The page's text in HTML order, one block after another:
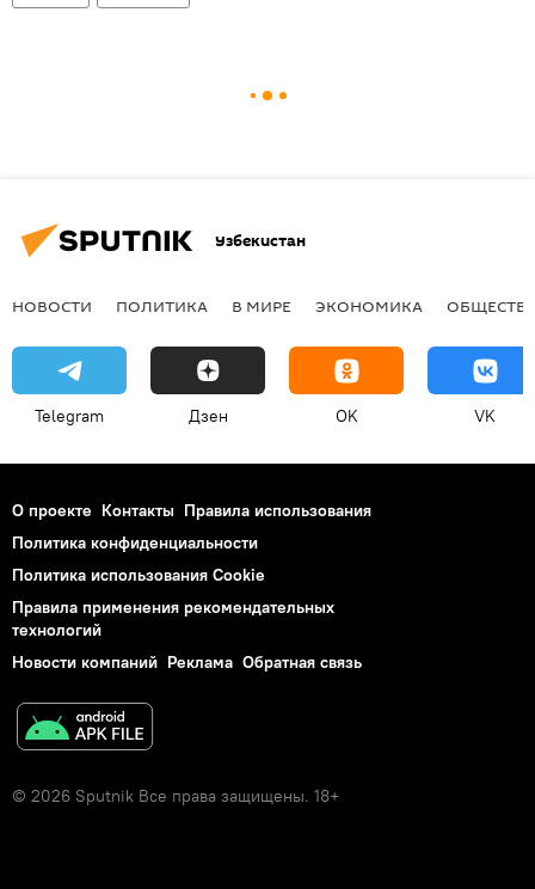
Узбекистан
НОВОСТИ ПОЛИТИКА В МИРЕ ЭКОНОМИКА
Telegram Дзен OK VK
О проекте Контакты Правила использования
Политика конфиденциальности
Политика использования Cookie
Правила применения рекомендательных
технологий
Новости компаний Реклама Обратная связь
© 2026 Sputnik Все права защищены. 18+